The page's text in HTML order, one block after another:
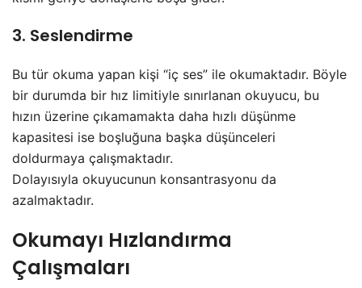
3. Seslendirme
Bu tür okuma yapan kişi “iç ses” ile okumaktadır. Böyle
bir durumda bir hız limitiyle sınırlanan okuyucu, bu
hızın üzerine çıkamamakta daha hızlı düşünme
kapasitesi ise boşluğuna başka düşünceleri
doldurmaya çalışmaktadır.
Dolayısıyla okuyucunun konsantrasyonu da
azalmaktadır.
Okumayı Hızlandırma
Çalışmaları